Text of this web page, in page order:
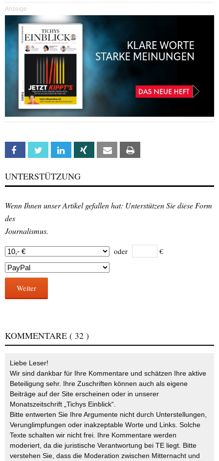
Anzeige
Facebook Twitter Linkedin Xing Email
UNTERSTÜTZUNG
Wenn Ihnen unser Artikel gefallen hat: Unterstützen Sie diese Form
des
Journalismus.
oder €
Weiter
KOMMENTARE ( 32 )
Liebe Leser!
Wir sind dankbar für Ihre Kommentare und schätzen Ihre aktive
Beteiligung sehr. Ihre Zuschriften können auch als eigene
Beiträge auf der Site erscheinen oder in unserer
Monatszeitschrift „Tichys Einblick“.
Bitte entwerten Sie Ihre Argumente nicht durch Unterstellungen,
Verunglimpfungen oder inakzeptable Worte und Links. Solche
Texte schalten wir nicht frei. Ihre Kommentare werden
moderiert, da die juristische Verantwortung bei TE liegt. Bitte
verstehen Sie, dass die Moderation zwischen Mitternacht und